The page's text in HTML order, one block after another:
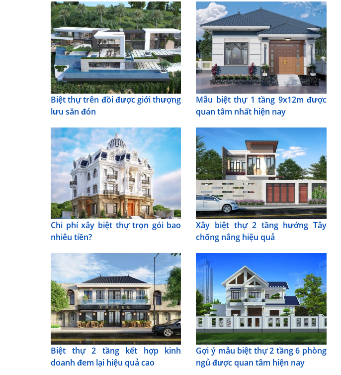
Biệt thự trên đồi được giới thượng
lưu săn đón
Mẫu biệt thự 1 tầng 9x12m được
quan tâm nhất hiện nay
Chi phí xây biệt thự trọn gói bao
nhiêu tiền?
Xây biệt thự 2 tầng hướng Tây
chống nắng hiệu quả
Biệt thự 2 tầng kết hợp kinh
doanh đem lại hiệu quả cao
Gợi ý mẫu biệt thự 2 tầng 6 phòng
ngủ được quan tâm hiện nay